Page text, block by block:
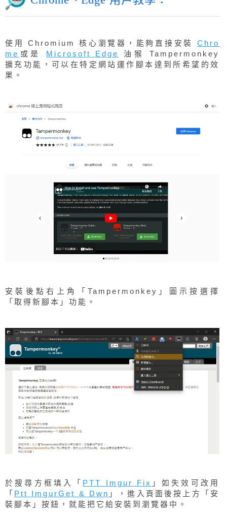
使用 Chromium 核心瀏覽器，能夠直接安裝 Chro
me 或是 Microsoft Edge
油猴 Tampermonkey
擴充功能，可以在特定網站運作腳本達到所希望的效
果。
安裝後點右上角「Tampermonkey」圖示按選擇
「取得新腳本」功能。
於搜尋方框填入「 PTT Imgur Fix 」如失效可改用
「 Ptt ImgurGet & Dwn 」，進入頁面後按上方「安
裝腳本」按鈕，就能把它給安裝到瀏覽器中。